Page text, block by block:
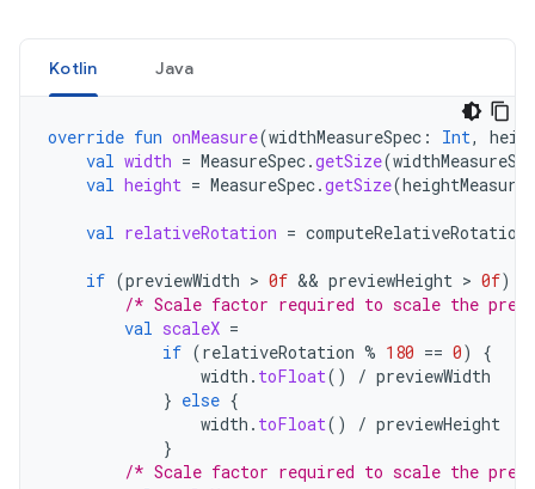
Kotlin Java
override fun onMeasure(widthMeasureSpec : Int,
val width = MeasureSpec.getSize(
val height = MeasureSpec.getSize(
val relativeRotation = computeRelativeRotation
if (previewWidth > 0f && previewHeight > 0f)
/* Scale factor required to scale the
val scaleX =
if (relativeRotation % 180 == 0)
{
width . toFloat() / previewWidth
} else {
width . toFloat() / previewHeight
}
/* Scale factor required to scale the